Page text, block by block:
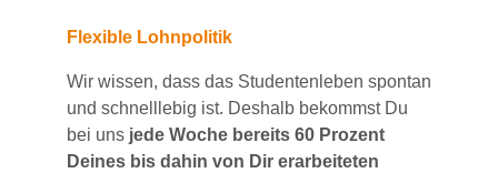
Flexible Lohnpolitik
Wir wissen, dass das Studentenleben spontan
und schnelllebig ist. Deshalb bekommst Du
bei uns jede Woche bereits 60 Prozent
Deines bis dahin von Dir erarbeiteten